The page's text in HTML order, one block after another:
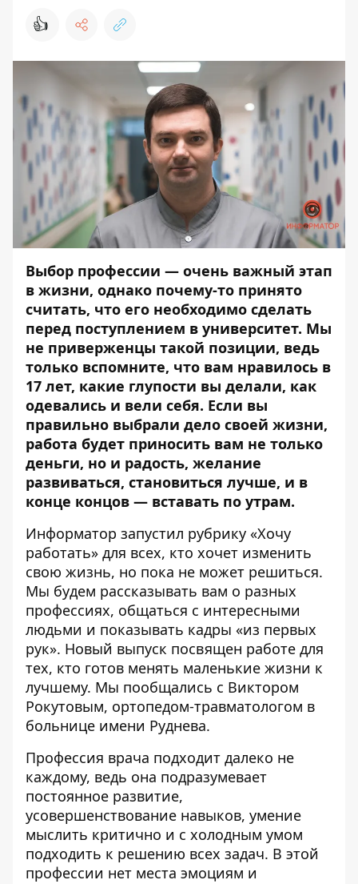
👍
Выбор профессии — очень важный этап
в жизни, однако почему-то принято
считать, что его необходимо сделать
перед поступлением в университет. Мы
не приверженцы такой позиции, ведь
только вспомните, что вам нравилось в
17 лет, какие глупости вы делали, как
одевались и вели себя. Если вы
правильно выбрали дело своей жизни,
работа будет приносить вам не только
деньги, но и радость, желание
развиваться, становиться лучше, и в
конце концов — вставать по утрам.
Информатор запустил рубрику «Хочу
работать» для всех, кто хочет изменить
свою жизнь, но пока не может решиться.
Мы будем рассказывать вам о разных
профессиях, общаться с интересными
людьми и показывать кадры «из первых
рук». Новый выпуск посвящен работе для
тех, кто готов менять маленькие жизни к
лучшему. Мы пообщались с Виктором
Рокутовым, ортопедом-травматологом в
больнице имени Руднева.
Профессия врача подходит далеко не
каждому, ведь она подразумевает
постоянное развитие,
усовершенствование навыков, умение
мыслить критично и с холодным умом
подходить к решению всех задач. В этой
профессии нет места эмоциям и